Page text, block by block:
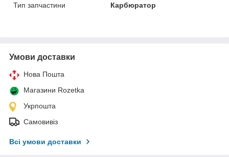
Тип запчастини
Карбюратор
Умови доставки
Нова Пошта
Магазини Rozetka
Укрпошта
Самовивіз
Всі умови доставки